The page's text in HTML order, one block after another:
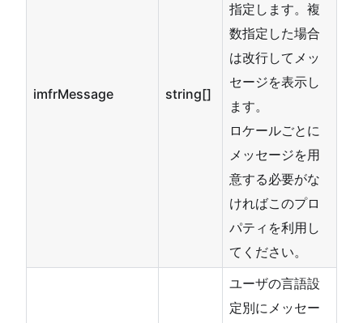
imfrMessage string[]
指定します。複
数指定した場合
は改行してメッ
セージを表示し
ます。
ロケールごとに
メッセージを用
意する必要がな
ければこのプロ
パティを利用し
てください。
ユーザの言語設
定別にメッセー